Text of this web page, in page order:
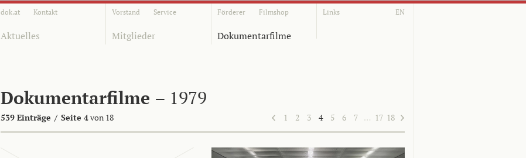
dok.at Kontakt Vorstand Service Förderer Filmshop Links EN
Aktuelles Mitglieder Dokumentarfilme
Dokumentarfilme – 1979
539 Einträge / Seite 4von 18 1 2 3 4 5 6 7 … 17 18